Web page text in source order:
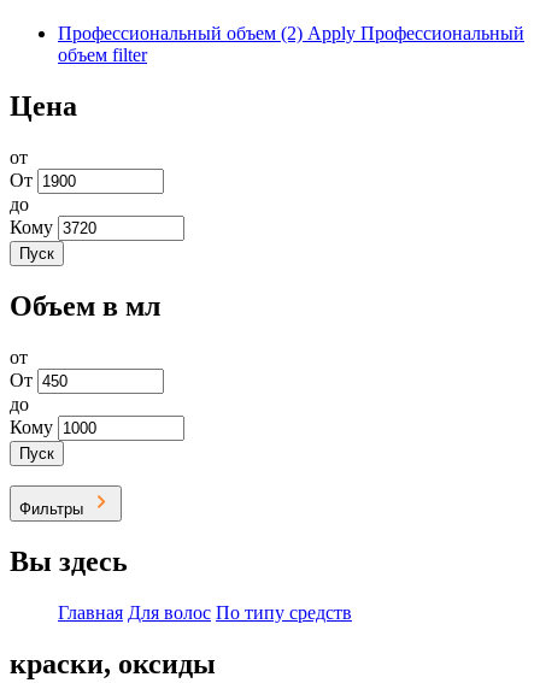
Профессиональный объем (2) Apply Профессиональный
объем filter
Цена
от
От
до
Кому
Пуск
Объем в мл
от
От
до
Кому
Пуск
Фильтры
Вы здесь
Главная Для волос По типу средств
краски, оксиды